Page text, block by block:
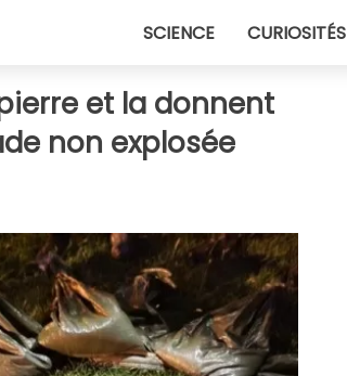
SCIENCE CURIOSITÉS
et la donnent
non explosée